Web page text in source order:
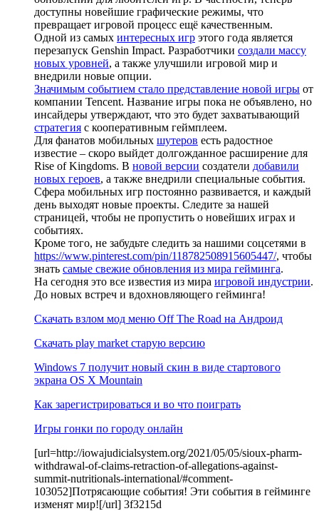
доступны новейшие графические режимы, что
превращает игровой процесс ещё качественным.
Одной из самых интересных игр этого года является
перезапуск Genshin Impact. Разработчики создали массу
новых уровней, а также улучшили игровой мир и
внедрили новые опции.
Значимым событием стало представление новой игры от
компании Tencent. Название игры пока не объявлено, но
инсайдеры утверждают, что это будет захватывающий
стратегия с кооперативным геймплеем.
Для фанатов мобильных шутеров есть радостное
известие – скоро выйдет долгожданное расширение для
Rise of Kingdoms. В новой версии создатели добавили
новых героев, а также внедрили специальные события.
Сфера мобильных игр постоянно развивается, и каждый
день выходят новые проекты. Следите за нашей
страницей, чтобы не пропустить о новейших играх и
событиях.
Кроме того, не забудьте следить за нашими соцсетями в
https://www.pinterest.com/pin/118782508915605447/, чтобы
знать самые свежие обновления из мира гейминга.
На сегодня это все известия из мира игровой индустрии.
До новых встреч и вдохновляющего гейминга!
Скачать взлом мод меню Off The Road на Андроид
Скачать play market старую версию
Windows 7 получит новый скин в виде стартового
экрана OS X Mountain
Как зарегистрироваться и во что поиграть
Игры гонки по городу онлайн
[url=http://iowajudicialsystem.org/2021/05/05/sioux-pharm-
withdrawal-of-claims-retraction-of-allegations-against-
summit-nutritionals-international/#comment-
103052]Потрясающие события! Эти события в гейминге
изменят мир![/url] 3f3215d